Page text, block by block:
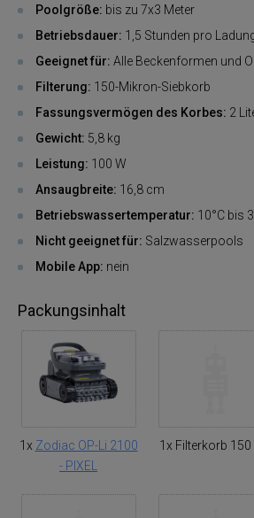
Poolgröße: bis zu 7x3 Meter
Betriebsdauer: 1,5 Stunden pro
Geeignet für: Alle Beckenformen und
Filterung: 150-Mikron-Siebkorb
Fassungsvermögen des Korbes: 2
Gewicht: 5,8 kg
Leistung: 100 W
Ansaugbreite: 16,8 cm
Betriebswassertemperatur: 10°C bis
Nicht geeignet für: Salzwasserpools
Mobile App: nein
Packungsinhalt
1x Zodiac OP-Li 2100
- PIXEL
1x Filterkorb 150